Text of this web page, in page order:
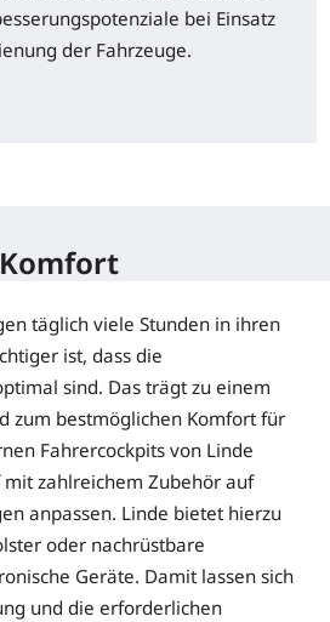
bei Einsatz
der Fahrzeuge.
Komfort
täglich viele Stunden in ihren
ist, dass die
sind. Das trägt zu einem
zum bestmöglichen Komfort für
Fahrercockpits von Linde
mit zahlreichem Zubehör auf
anpassen. Linde bietet hierzu
oder nachrüstbare
Geräte. Damit lassen sich
und die erforderlichen